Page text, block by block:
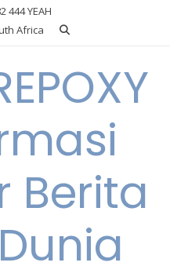
444 YEAH
Africa
Berita